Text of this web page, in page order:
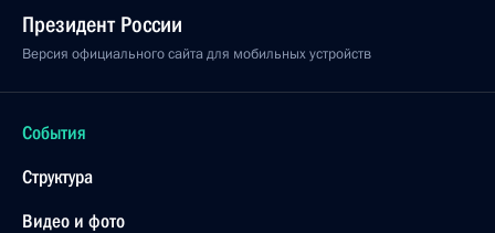
Президент России
Версия официального сайта для мобильных устройств
События
Структура
Видео и фото